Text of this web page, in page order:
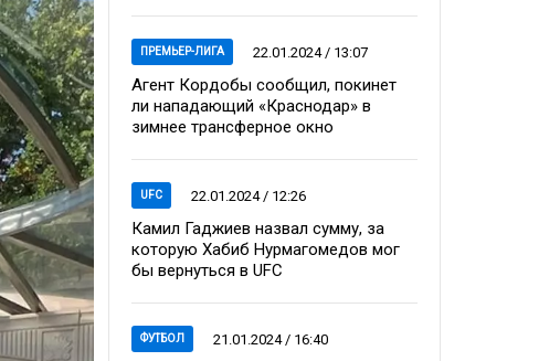
ПРЕМЬЕР-ЛИГА 22.01.2024 / 13:07
Агент Кордобы сообщил, покинет
ли нападающий «Краснодар» в
зимнее трансферное окно
UFC 22.01.2024 / 12:26
Камил Гаджиев назвал сумму, за
которую Хабиб Нурмагомедов мог
бы вернуться в UFC
ФУТБОЛ 21.01.2024 / 16:40